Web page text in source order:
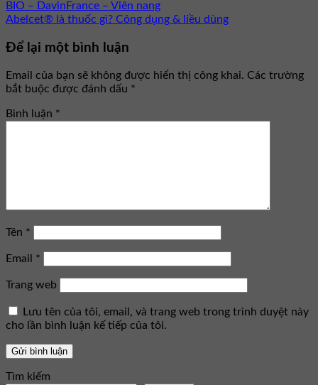
BIO – DavinFrance – Viên nang
Abelcet® là thuốc gì? Công dụng & liều dùng
Để lại một bình luận
Email của bạn sẽ không được hiển thị công khai. Các trường
bắt buộc được đánh dấu *
Bình luận *
Tên *
Email *
Trang web
Lưu tên của tôi, email, và trang web trong trình duyệt này
cho lần bình luận kế tiếp của tôi.
Tìm kiếm